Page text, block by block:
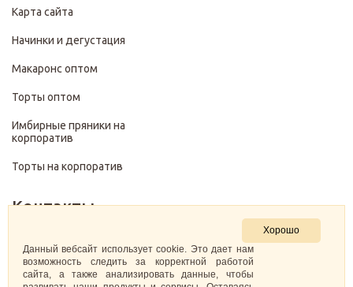
Карта сайта
Начинки и дегустация
Макаронс оптом
Торты оптом
Имбирные пряники на
корпоратив
Торты на корпоратив
Контакты
+7 (499) 322-28-29
pirojenka.rf@gmail.com
Хорошо
Данный вебсайт использует cookie. Это дает нам
возможность следить за корректной работой
сайта, а также анализировать данные, чтобы